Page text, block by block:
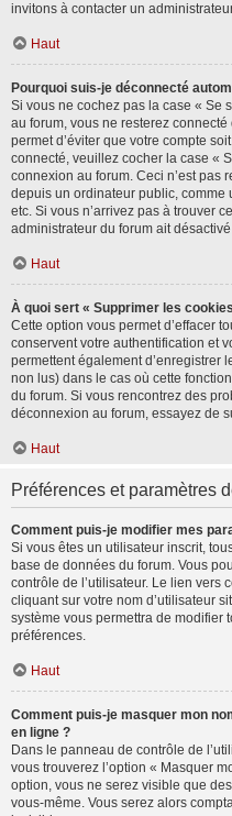
invitons à contacter un
Haut
Pourquoi suis-je déconnecté
Si vous ne cochez pas la case « Se
au forum, vous ne resterez
permet d’éviter que votre compte
connecté, veuillez cocher la case «
connexion au forum. Ceci n’est pas
depuis un ordinateur public,
etc. Si vous n’arrivez pas à trouver
administrateur du forum ait
Haut
À quoi sert « Supprimer les
Cette option vous permet d’effacer
conservent votre authentification et
permettent également d’enregistrer
non lus) dans le cas où cette
du forum. Si vous rencontrez des
déconnexion au forum, essayez de
Haut
Préférences et paramètres
Comment puis-je modifier mes
Si vous êtes un utilisateur inscrit,
base de données du forum. Vous
contrôle de l’utilisateur. Le lien vers
cliquant sur votre nom d’utilisateur
système vous permettra de modifier
préférences.
Haut
Comment puis-je masquer mon
en ligne ?
Dans le panneau de contrôle de
vous trouverez l’option « Masquer
option, vous ne serez visible que
vous-même. Vous serez alors